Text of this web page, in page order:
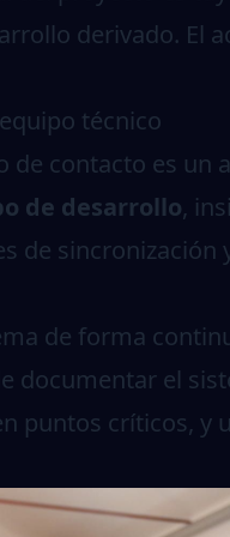
derivado. El
técnico
contacto es un
de desarrollo,
de sincronización
de forma
documentar el
puntos críticos, y